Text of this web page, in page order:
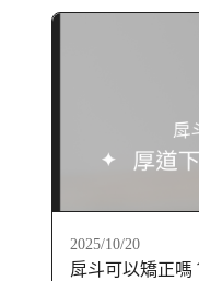
本文將帶你認識
別蛀牙與色素
方式，守護你的
2025/10/20
戽斗可以矯正嗎